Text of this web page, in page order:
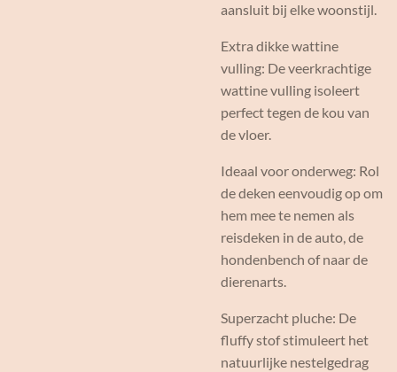
aansluit bij elke woonstijl.
Extra dikke wattine
vulling: De veerkrachtige
wattine vulling isoleert
perfect tegen de kou van
de vloer.
Ideaal voor onderweg: Rol
de deken eenvoudig op om
hem mee te nemen als
reisdeken in de auto, de
hondenbench of naar de
dierenarts.
Superzacht pluche: De
fluffy stof stimuleert het
natuurlijke nestelgedrag